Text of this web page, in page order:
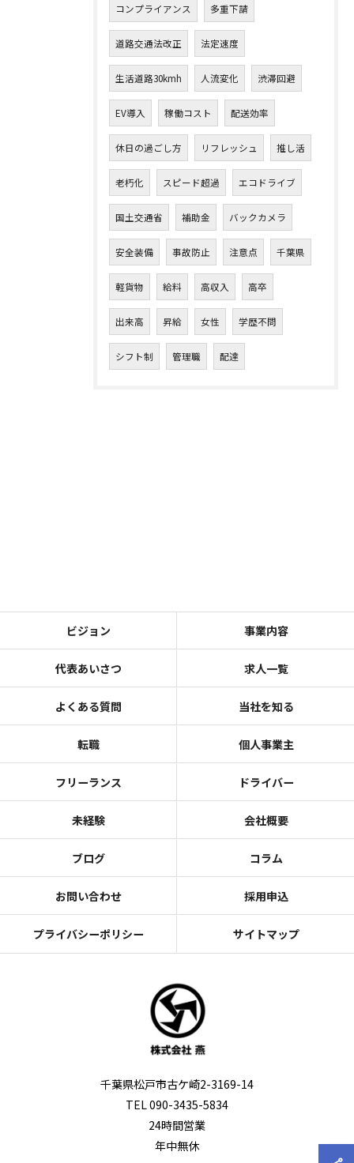
コンプライアンス 多重下請
道路交通法改正 法定速度
生活道路30kmh 人流変化 渋滞回避
EV導入 稼働コスト 配送効率
休日の過ごし方 リフレッシュ 推し活
老朽化 スピード超過 エコドライブ
国土交通省 補助金 バックカメラ
安全装備 事故防止 注意点 千葉県
軽貨物 給料 高収入 高卒
出来高 昇給 女性 学歴不問
シフト制 管理職 配達
ビジョン 事業内容
代表あいさつ 求人一覧
よくある質問 当社を知る
転職 個人事業主
フリーランス ドライバー
未経験 会社概要
ブログ コラム
お問い合わせ 採用申込
プライバシーポリシー サイトマップ
千葉県松戸市古ケ崎2-3169-14
TEL 090-3435-5834
24時間営業
年中無休